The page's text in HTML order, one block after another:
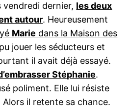
vendredi dernier, les deux
autour. Heureusement
Marie dans la Maison des
jouer les séducteurs et
il avait déjà essayé.
Stéphanie.
poliment. Elle lui résiste
il retente sa chance.